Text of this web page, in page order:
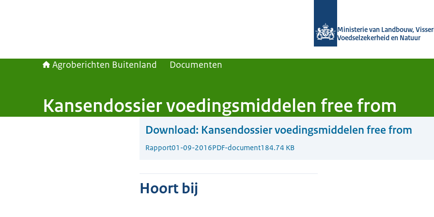
Ministerie van Landbouw,
Voedselzekerheid en Natuur
Agroberichten Buitenland Documenten
Kansendossier voedingsmiddelen free from
Download: Kansendossier voedingsmiddelen free from
Rapport01-09-2016PDF-document184.74 KB
Hoort bij